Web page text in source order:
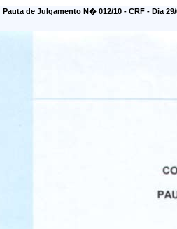
Pauta de Julgamento N� 012/10 - CRF - Dia 29/